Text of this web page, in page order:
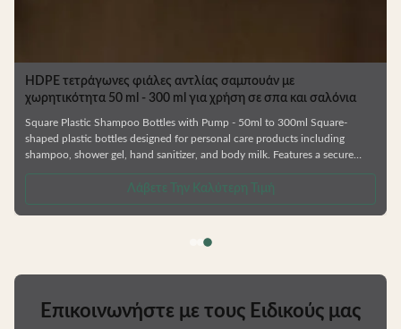
HDPE τετράγωνες φιάλες αντλίας σαμπουάν με
χωρητικότητα 50 ml - 300 ml για χρήση σε σπα και σαλόνια
Square Plastic Shampoo Bottles with Pump - 50ml to 300ml Square-
shaped plastic bottles designed for personal care products including
shampoo, shower gel, hand sanitizer, and body milk. Features a secure
Specifications Available Volumes Customization Options Factory direct
pricing Custom colors and logos available Compatible with lotion pumps,
spray pumps, and screw caps Matte and shiny finish options
Λάβετε Την Καλύτερη Τιμή
Επικοινωνήστε με τους Ειδικούς μας